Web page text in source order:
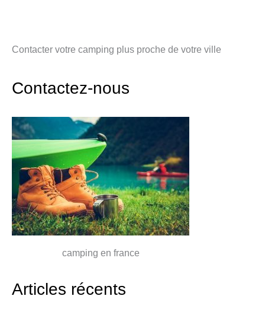
Contacter votre camping plus proche de votre ville
Contactez-nous
camping en france
Articles récents